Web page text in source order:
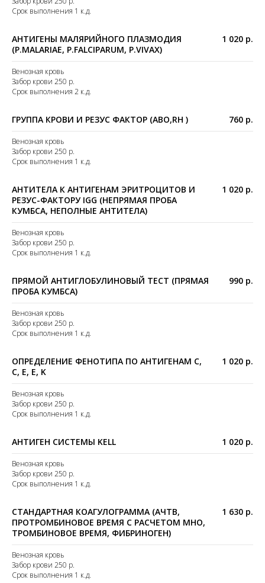
Срок выполнения 1 к.д.
АНТИГЕНЫ МАЛЯРИЙНОГО ПЛАЗМОДИЯ
(P.MALARIAE, P.FALCIPARUM, P.VIVAX)
1 020 р.
Венозная кровь
Забор крови 250 р.
Срок выполнения 2 к.д.
ГРУППА КРОВИ И РЕЗУС ФАКТОР (ABO,RH ) 760 р.
Венозная кровь
Забор крови 250 р.
Срок выполнения 1 к.д.
АНТИТЕЛА К АНТИГЕНАМ ЭРИТРОЦИТОВ И
РЕЗУС-ФАКТОРУ IGG (НЕПРЯМАЯ ПРОБА
КУМБСА, НЕПОЛНЫЕ АНТИТЕЛА)
1 020 р.
Венозная кровь
Забор крови 250 р.
Срок выполнения 1 к.д.
ПРЯМОЙ АНТИГЛОБУЛИНОВЫЙ ТЕСТ (ПРЯМАЯ
ПРОБА КУМБСА)
990 р.
Венозная кровь
Забор крови 250 р.
Срок выполнения 1 к.д.
ОПРЕДЕЛЕНИЕ ФЕНОТИПА ПО АНТИГЕНАМ C,
C, E, E, K
1 020 р.
Венозная кровь
Забор крови 250 р.
Срок выполнения 1 к.д.
АНТИГЕН СИСТЕМЫ KELL 1 020 р.
Венозная кровь
Забор крови 250 р.
Срок выполнения 1 к.д.
СТАНДАРТНАЯ КОАГУЛОГРАММА (АЧТВ,
ПРОТРОМБИНОВОЕ ВРЕМЯ С РАСЧЕТОМ МНО,
ТРОМБИНОВОЕ ВРЕМЯ, ФИБРИНОГЕН)
1 630 р.
Венозная кровь
Забор крови 250 р.
Срок выполнения 1 к.д.